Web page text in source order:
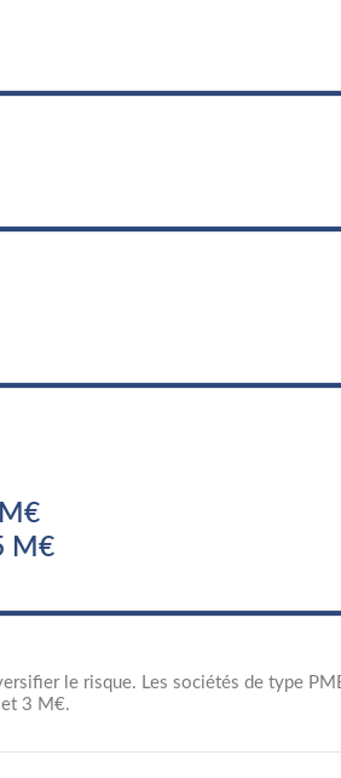
M€
le risque. Les sociétés de type
3 M€.